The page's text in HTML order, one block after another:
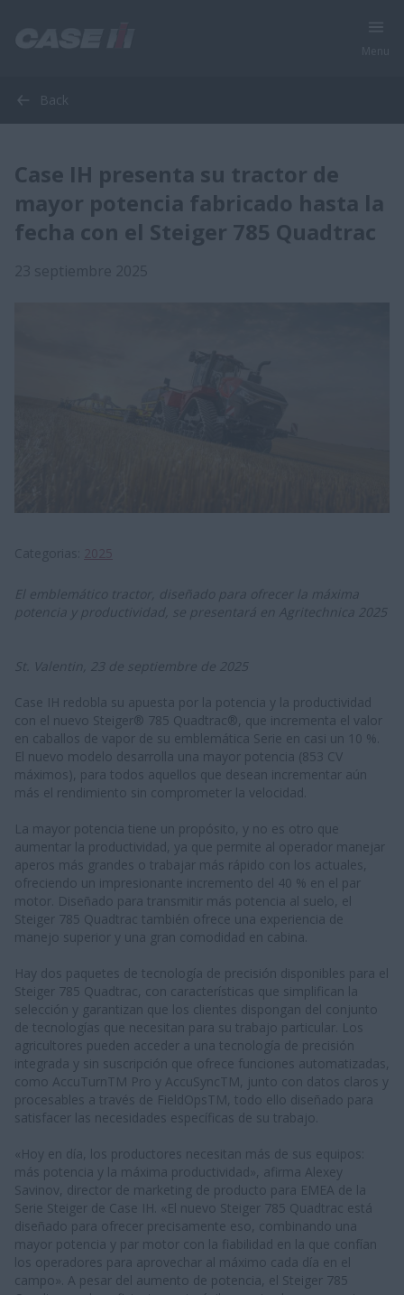
Back
Case IH presenta su tractor de
mayor potencia fabricado hasta la
fecha con el Steiger 785 Quadtrac
El emblemático tractor, diseñado para ofrecer la máxima
potencia y productividad, se presentará en Agritechnica 2025
St. Valentin, 23 de septiembre de 2025
Case IH redobla su apuesta por la potencia y la productividad
con el nuevo Steiger® 785 Quadtrac®, que incrementa el valor
en caballos de vapor de su emblemática Serie en casi un 10 %.
El nuevo modelo desarrolla una mayor potencia (853 CV
máximos), para todos aquellos que desean incrementar aún
más el rendimiento sin comprometer la velocidad.
La mayor potencia tiene un propósito, y no es otro que
aumentar la productividad, ya que permite al operador manejar
aperos más grandes o trabajar más rápido con los actuales,
ofreciendo un impresionante incremento del 40 % en el par
motor. Diseñado para transmitir más potencia al suelo, el
Steiger 785 Quadtrac también ofrece una experiencia de
manejo superior y una gran comodidad en cabina.
Hay dos paquetes de tecnología de precisión disponibles para el
Steiger 785 Quadtrac, con características que simplifican la
selección y garantizan que los clientes dispongan del conjunto
de tecnologías que necesitan para su trabajo particular. Los
agricultores pueden acceder a una tecnología de precisión
integrada y sin suscripción que ofrece funciones automatizadas,
como AccuTurnTM Pro y AccuSyncTM, junto con datos claros y
procesables a través de FieldOpsTM, todo ello diseñado para
satisfacer las necesidades específicas de su trabajo.
«Hoy en día, los productores necesitan más de sus equipos:
más potencia y la máxima productividad», afirma Alexey
Savinov, director de marketing de producto para EMEA de la
Serie Steiger de Case IH. «El nuevo Steiger 785 Quadtrac está
diseñado para ofrecer precisamente eso, combinando una
mayor potencia y par motor con la fiabilidad en la que confían
los operadores para aprovechar al máximo cada día en el
campo». A pesar del aumento de potencia, el Steiger 785